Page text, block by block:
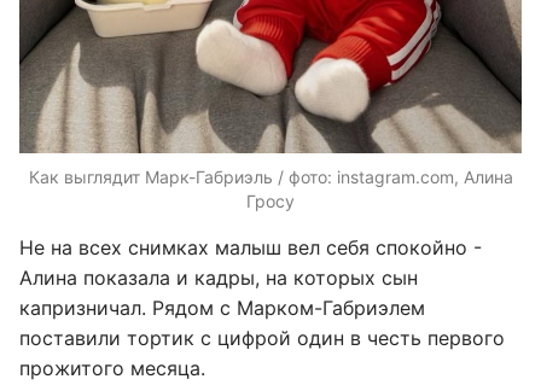
Как выглядит Марк-Габриэль / фото: instagram.com, Алина
Гросу
Не на всех снимках малыш вел себя спокойно -
Алина показала и кадры, на которых сын
капризничал. Рядом с Марком-Габриэлем
поставили тортик с цифрой один в честь первого
прожитого месяца.